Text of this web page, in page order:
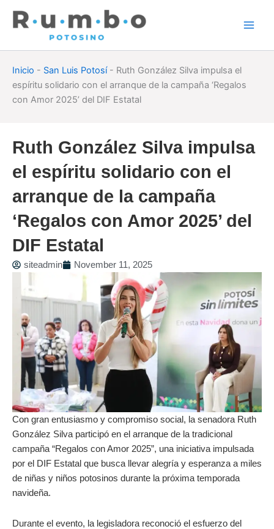
Inicio - San Luis Potosí- Ruth González Silva impulsa el
espíritu solidario con el arranque de la campaña ‘Regalos
con Amor 2025’ del DIF Estatal
Ruth González Silva impulsa
el espíritu solidario con el
arranque de la campaña
‘Regalos con Amor 2025’ del
DIF Estatal
siteadmin November 11, 2025
Con gran entusiasmo y compromiso social, la senadora Ruth
González Silva participó en el arranque de la tradicional
campaña “Regalos con Amor 2025”, una iniciativa impulsada
por el DIF Estatal que busca llevar alegría y esperanza a miles
de niñas y niños potosinos durante la próxima temporada
navideña.
Durante el evento, la legisladora reconoció el esfuerzo del